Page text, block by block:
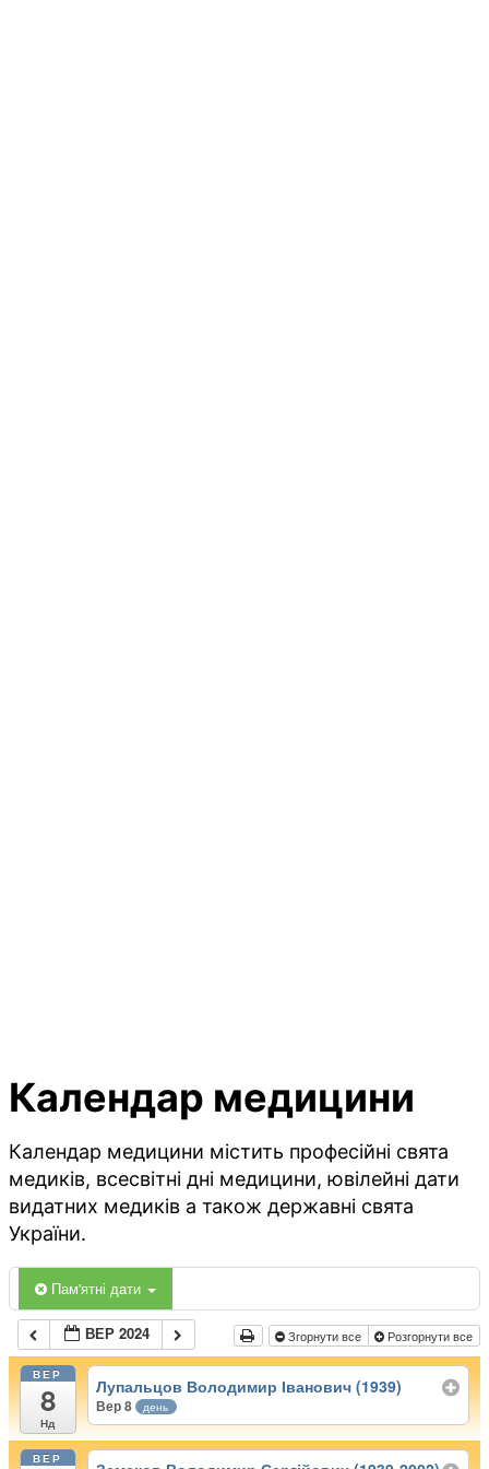
Календар медицини
Календар медицини містить професійні свята
медиків, всесвітні дні медицини, ювілейні дати
видатних медиків а також державні свята
України.
Пам'ятні дати
ВЕР 2024 Згорнути все Розгорнути все
ВЕР
8
Нд
Лупальцов Володимир Іванович (1939)
Вер 8 день
ВЕР